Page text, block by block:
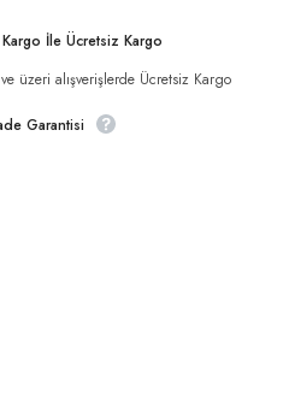
İle Ücretsiz Kargo
üzeri alışverişlerde Ücretsiz Kargo
Garantisi